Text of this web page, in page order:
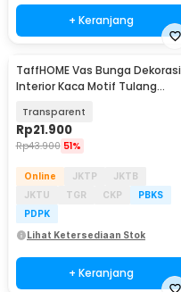
+ Keranjang
TaffHOME Vas Bunga Dekorasi
Interior Kaca Motif Tulang
Transparent
Rp21.900
Rp43.900 51%
Online JKTP
JKTB
JKTU
TGR CKP
PBKS
PDPK
Lihat Ketersediaan Stok
+ Keranjang